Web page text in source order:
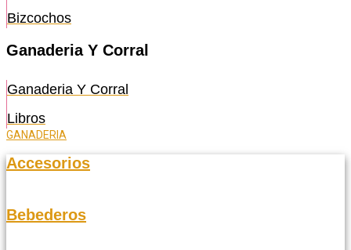
Bizcochos
Ganaderia Y Corral
Ganaderia Y Corral
Libros
GANADERIA
Accesorios
Bebederos